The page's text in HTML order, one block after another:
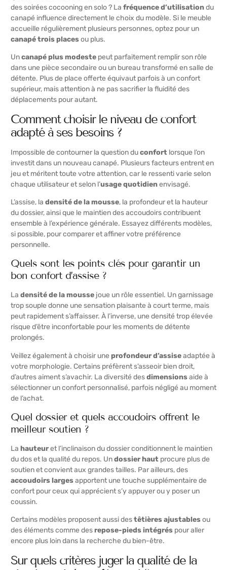
des soirées cocooning en solo ? La fréquence d’utilisationdu
canapé influence directement le choix du modèle. Si le meuble
accueille régulièrement plusieurs personnes, optez pour un
canapé trois placesou plus.
Uncanapé plus modeste peut parfaitement remplir son rôle
dans une pièce secondaire ou un bureau transformé en salle de
détente. Plus de place offerte équivaut parfois à un confort
supérieur, mais attention à ne pas sacrifier la fluidité des
déplacements pour autant.
Comment choisir le niveau de confort
adapté à ses besoins ?
Impossible de contourner la question duconfort lorsque l’on
investit dans un nouveau canapé. Plusieurs facteurs entrent en
jeu et méritent toute votre attention, car le ressenti varie selon
chaque utilisateur et selon l’usage quotidienenvisagé.
L’assise, la densité de la mousse, la profondeur et la hauteur
du dossier, ainsi que le maintien des accoudoirs contribuent
ensemble à l’expérience générale. Essayez différents modèles,
si possible, pour comparer et affiner votre préférence
personnelle.
Quels sont les points clés pour garantir un
bon confort d’assise ?
La densité de la mousse joue un rôle essentiel. Un garnissage
trop souple donne une sensation plaisante à court terme, mais
peut rapidement s’affaisser. À l’inverse, une densité trop élevée
risque d’être inconfortable pour les moments de détente
prolongés.
Veillez également à choisir une profondeur d’assiseadaptée à
votre morphologie. Certains préfèrent s’asseoir bien droit,
d’autres aiment s’avachir. La diversité desdimensionsaide à
sélectionner un confort personnalisé, parfois négligé au moment
de l’achat.
Quel dossier et quels accoudoirs offrent le
meilleur soutien ?
La hauteuret l’inclinaison du dossier conditionnent le maintien
du dos et la qualité du repos. Undossier haut procure plus de
soutien et convient aux grandes tailles. Par ailleurs, des
accoudoirs largesapportent une touche supplémentaire de
confort pour ceux qui apprécient s’y appuyer ou y poser un
coussin.
Certains modèles proposent aussi destêtières ajustablesou
des éléments comme desrepose-pieds intégrés pour aller
encore plus loin dans la recherche du bien-être.
Sur quels critères juger la qualité de la